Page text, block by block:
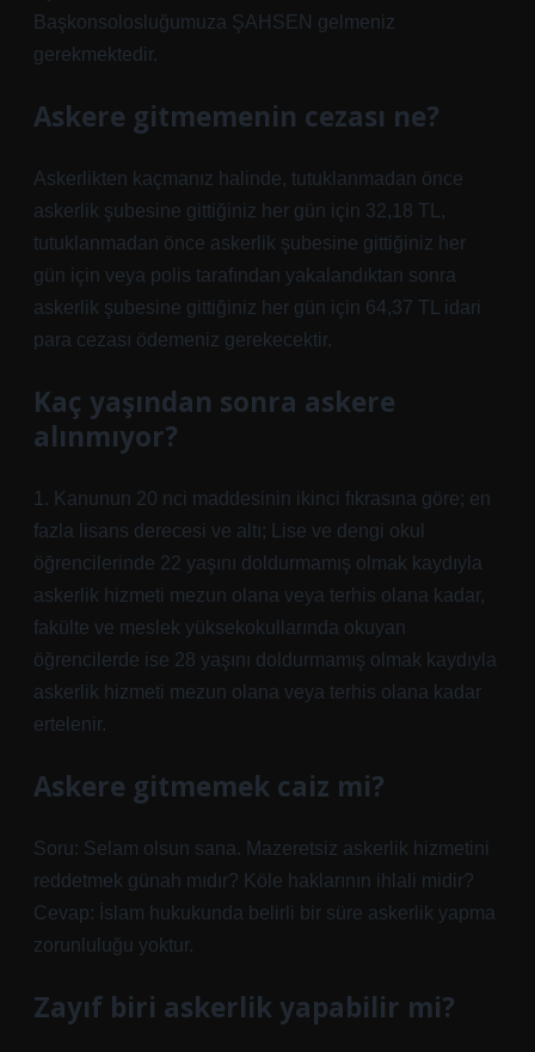
Başkonsolosluğumuza ŞAHSEN gelmeniz
gerekmektedir.
Askere gitmemenin cezası ne?
Askerlikten kaçmanız halinde, tutuklanmadan önce
askerlik şubesine gittiğiniz her gün için 32,18 TL,
tutuklanmadan önce askerlik şubesine gittiğiniz her
gün için veya polis tarafından yakalandıktan sonra
askerlik şubesine gittiğiniz her gün için 64,37 TL idari
para cezası ödemeniz gerekecektir.
Kaç yaşından sonra askere
alınmıyor?
1. Kanunun 20 nci maddesinin ikinci fıkrasına göre; en
fazla lisans derecesi ve altı; Lise ve dengi okul
öğrencilerinde 22 yaşını doldurmamış olmak kaydıyla
askerlik hizmeti mezun olana veya terhis olana kadar,
fakülte ve meslek yüksekokullarında okuyan
öğrencilerde ise 28 yaşını doldurmamış olmak kaydıyla
askerlik hizmeti mezun olana veya terhis olana kadar
ertelenir.
Askere gitmemek caiz mi?
Soru: Selam olsun sana. Mazeretsiz askerlik hizmetini
reddetmek günah mıdır? Köle haklarının ihlali midir?
Cevap: İslam hukukunda belirli bir süre askerlik yapma
zorunluluğu yoktur.
Zayıf biri askerlik yapabilir mi?